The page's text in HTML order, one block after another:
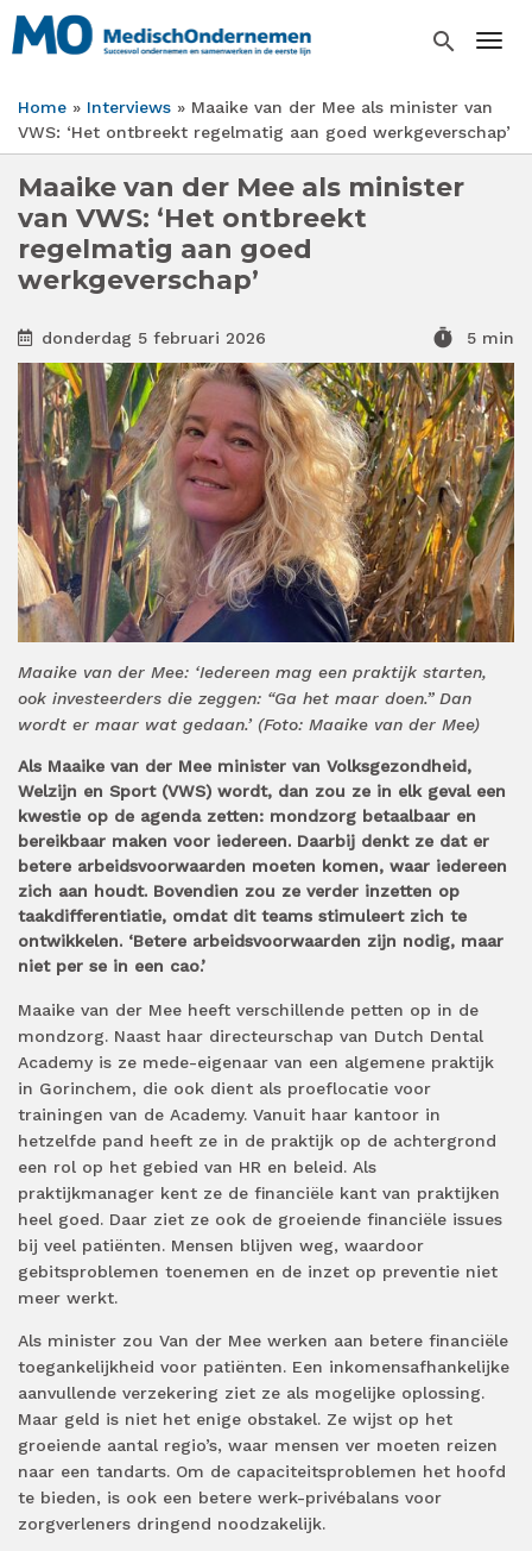
Overslaan
en
inhoud
gaan
search
Kruimelpad
Home Interviews
Maaike van der Mee als minister van
VWS: ‘Het ontbreekt regelmatig aan goed werkgeverschap’
Maaike van der Mee als minister
van VWS: ‘Het ontbreekt
regelmatig aan goed
werkgeverschap’
donderdag 5 februari 2026 timer 5 min
Maaike van der Mee: ‘Iedereen mag een praktijk starten,
ook investeerders die zeggen: “Ga het maar doen.” Dan
wordt er maar wat gedaan.’ (Foto: Maaike van der Mee)
Als Maaike van der Mee minister van Volksgezondheid,
Welzijn en Sport (VWS) wordt, dan zou ze in elk geval een
kwestie op de agenda zetten: mondzorg betaalbaar en
bereikbaar maken voor iedereen. Daarbij denkt ze dat er
betere arbeidsvoorwaarden moeten komen, waar iedereen
zich aan houdt. Bovendien zou ze verder inzetten op
taakdifferentiatie, omdat dit teams stimuleert zich te
ontwikkelen. ‘Betere arbeidsvoorwaarden zijn nodig, maar
niet per se in een cao.’
Maaike van der Mee heeft verschillende petten op in de
mondzorg. Naast haar directeurschap van Dutch Dental
Academy is ze mede-eigenaar van een algemene praktijk
in Gorinchem, die ook dient als proeflocatie voor
trainingen van de Academy. Vanuit haar kantoor in
hetzelfde pand heeft ze in de praktijk op de achtergrond
een rol op het gebied van HR en beleid. Als
praktijkmanager kent ze de financiële kant van praktijken
heel goed. Daar ziet ze ook de groeiende financiële issues
bij veel patiënten. Mensen blijven weg, waardoor
gebitsproblemen toenemen en de inzet op preventie niet
meer werkt.
Als minister zou Van der Mee werken aan betere financiële
toegankelijkheid voor patiënten. Een inkomensafhankelijke
aanvullende verzekering ziet ze als mogelijke oplossing.
Maar geld is niet het enige obstakel. Ze wijst op het
groeiende aantal regio’s, waar mensen ver moeten reizen
naar een tandarts. Om de capaciteitsproblemen het hoofd
te bieden, is ook een betere werk-privébalans voor
zorgverleners dringend noodzakelijk.